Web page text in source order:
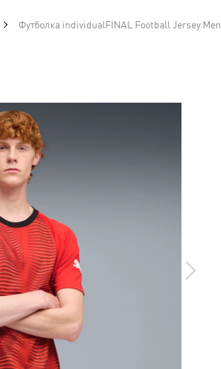
Футболка individualFINAL Football Jersey Men